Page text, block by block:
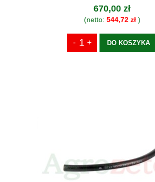
670,00 zł
(netto: 544,72 zł)
DO KOSZYKA